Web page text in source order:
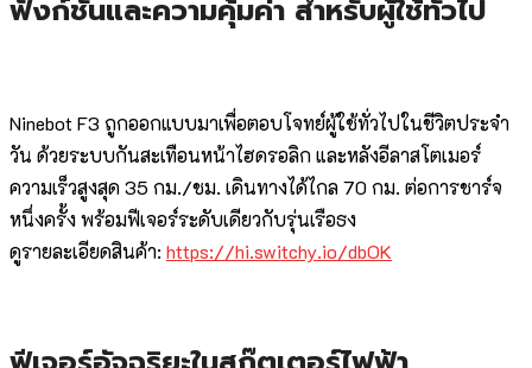
ฟังก์ชันและความคุ้มค่า สำหรับผู้ใช้ทั่วไป
Ninebot F3 ถูกออกแบบมาเพื่อตอบโจทย์ผู้ใช้ทั่วไปในชีวิตประจำ
วัน ด้วยระบบกันสะเทือนหน้าไฮดรอลิก และหลังอีลาสโตเมอร์
ความเร็วสูงสุด 35 กม./ชม. เดินทางได้ไกล 70 กม. ต่อการชาร์จ
หนึ่งครั้ง พร้อมฟีเจอร์ระดับเดียวกับรุ่นเรือธง
ดูรายละเอียดสินค้า: https://hi.switchy.io/dbOK